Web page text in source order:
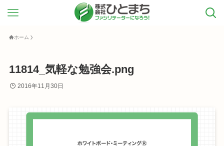
ホーム
11814_気軽な勉強会.png
2016年11月30日